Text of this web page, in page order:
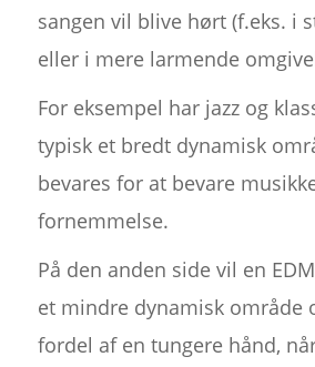
sangen vil blive hørt (f.eks. i
eller i mere larmende
For eksempel har jazz og
typisk et bredt dynamisk
bevares for at bevare
fornemmelse.
På den anden side vil en
et mindre dynamisk område
fordel af en tungere hånd,